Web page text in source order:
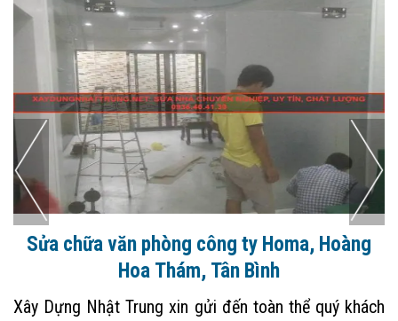
Dự án sửa chữa nhà, cải tạo nhà cũ trọn gói
tại quận 4
Dự án sửa chữa nhà, cải tạo nhà toàn phần tại Quận